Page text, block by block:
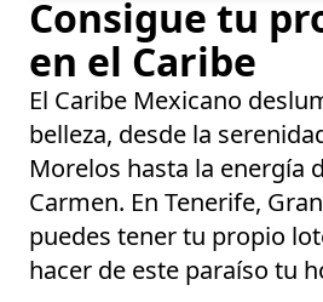
Consigue tu
en el Caribe
El Caribe Mexicano
belleza, desde la
Morelos hasta la energía
Carmen. En Tenerife,
puedes tener tu propio
hacer de este paraíso tu